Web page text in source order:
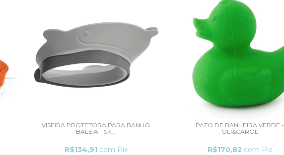
VISEIRA PROTETORA PARA BANHO
BALEIA - SK...
R$134,91 com Pix
PATO DE BANHEIRA VERDE -
OLI&CAROL
R$170,82 com Pix